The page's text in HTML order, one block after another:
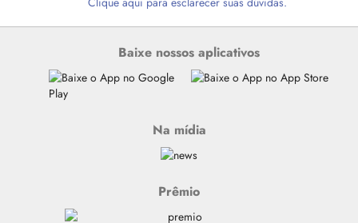
Baixe nossos aplicativos
Na mídia
Prêmio